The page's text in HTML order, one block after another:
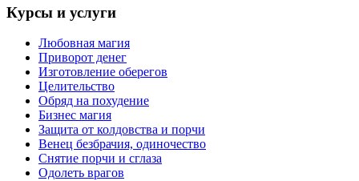
Курсы и услуги
Любовная магия
Приворот денег
Изготовление оберегов
Целительство
Обряд на похудение
Бизнес магия
Защита от колдовства и порчи
Венец безбрачия, одиночество
Снятие порчи и сглаза
Одолеть врагов